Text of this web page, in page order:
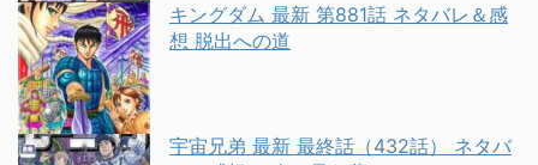
キングダム 最新 第881話 ネタバレ＆感
想 脱出への道
宇宙兄弟 最新 最終話（432話） ネタバ